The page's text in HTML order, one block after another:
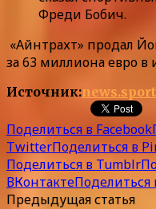
Фреди Бобич.
«Айнтрахт» продал
за 63 миллиона евро в
Источник:
Поделиться в Facebook
TwitterПоделиться в
Поделиться в Tumblr
ВКонтактеПоделиться
Предыдущая статья